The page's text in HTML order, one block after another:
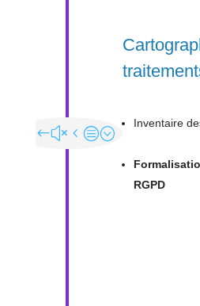
Inventaire
RGPD